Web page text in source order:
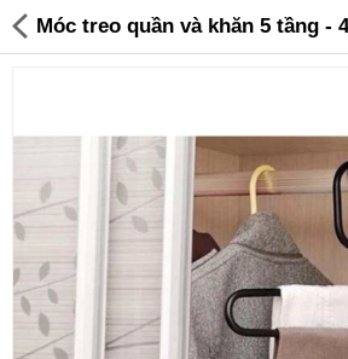
Đồ gia dụng & Nhà cửa
Điện gia dụng
Đồ tiện ích